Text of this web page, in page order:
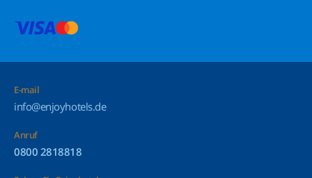
E-mail
info@enjoyhotels.de
Anruf
0800 2818818